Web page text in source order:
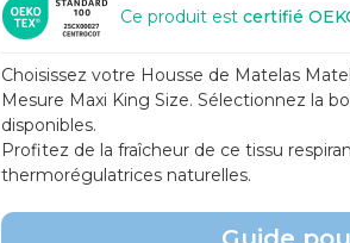
Ce produit est certifié
Choisissez votre Housse de Matelas
Mesure Maxi King Size. Sélectionnez la
disponibles.
Profitez de la fraîcheur de ce tissu
thermorégulatrices naturelles.